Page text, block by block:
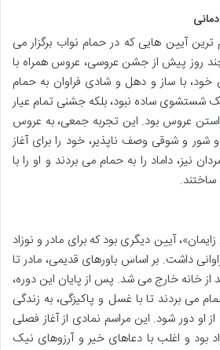
آیین هایی که در حمام نواب برگزار می
روز پیش از جشن عروسی، عروس همراه با
با ساز و دهل و شادی فراوان به حمام
شستشوی ساده نبود، بلکه جشنی تمام عیار
عروس بود. این تجربه جمعی، به عروس
و شوقی وصف ناپذیر، خود را برای آغاز
نیز، داماد را به حمام می بردند و او را با
آیین دیگری بود که برای مادر و نوزاد
داشت. بر اساس باورهای قدیمی، مادر تا
از خانه خارج می شد. پس از پایان این دوره،
می بردند تا با غسل و پاکیزگی، به زندگی
او دور شود. این مراسم نمادی از آغاز فصلی
بود و اغلب با دعاهای خیر و آرزوهای نیک